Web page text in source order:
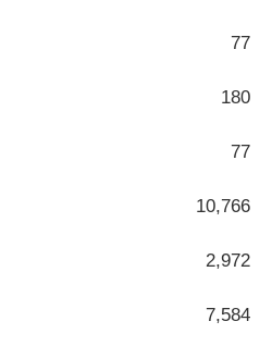
77
180
77
10,766
2,972
7,584